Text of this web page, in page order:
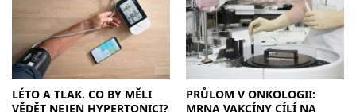
LÉTO A TLAK. CO BY MĚLI
VĚDĚT NEJEN HYPERTONICI?
PRŮLOM V ONKOLOGII:
MRNA VAKCÍNY CÍLÍ NA